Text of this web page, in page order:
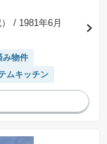
る費用を表示しています。
していただくようにお願い
/ 1981年6月
み物件
ムキッチン